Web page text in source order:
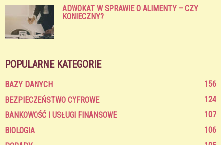
ADWOKAT W SPRAWIE O ALIMENTY – CZY
KONIECZNY?
POPULARNE KATEGORIE
BAZY DANYCH
156
BEZPIECZEŃSTWO CYFROWE
124
BANKOWOŚĆ I USŁUGI FINANSOWE
107
BIOLOGIA
106